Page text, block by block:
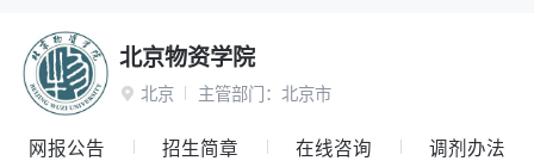
北京物资学院
 北京 主管部门： 北京市
网报公告 招生简章 在线咨询 调剂办法